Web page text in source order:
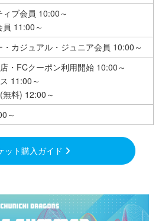
ブ会員 10:00～
11:00～
カジュアル・ジュニア会員 10:00～
・FCクーポン利用開始 10:00～
11:00～
無料) 12:00～
～
ット購入ガイド